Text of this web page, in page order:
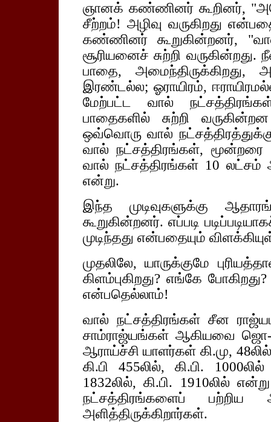
ஞானக் கண்ணினர் கூறினர்,
சீற்றம்! அழிவு வருகிறது
கண்ணினர் கூறுகின்றனர்,
சூரியனைச் சுற்றி
பாதை,
இரண்டல்ல; ஓராயிரம்,
மேற்பட்ட வால்
பாதைகளில் சுற்றி
ஒவ்வொரு வால்
வால் நட்சத்திரங்கள், மூன்றரை
வால் நட்சத்திரங்கள் 10 லட்சம்
என்று.
இந்த முடிவுகளுக்கு
கூறுகின்றனர். எப்படி
முடிந்தது என்பதையும்
முதலிலே, யாருக்குமே
கிளம்புகிறது? எங்கே
என்பதெல்லாம்!
வால் நட்சத்திரங்கள் சீன
சாம்ராஜ்யங்கள் ஆகியவை ஜொ-
ஆராய்ச்சி யாளர்கள் கி.மு, 48லில்,
கி.பி 455லில், கி.பி.
1832லில், கி.பி. 1910லில்
நட்சத்திரங்களைப் பற்றிய
அளித்திருக்கிறார்கள்.